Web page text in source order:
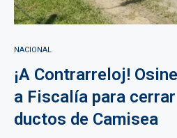
NACIONAL
¡A Contrarreloj!
a Fiscalía para
ductos de Camisea